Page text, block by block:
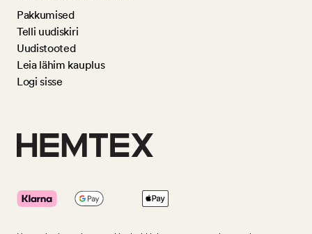
Pakkumised
Telli uudiskiri
Uudistooted
Leia lähim kauplus
Logi sisse